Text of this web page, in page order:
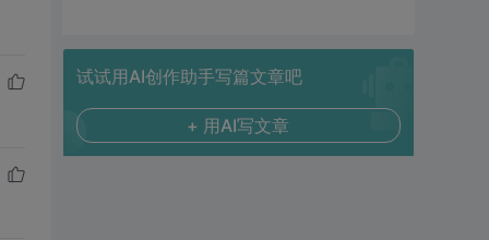
试试用AI创作助手写篇文章吧
+ 用AI写文章